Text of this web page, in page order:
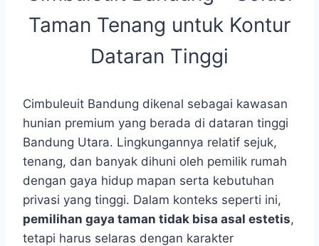
Taman Tenang untuk Kontur
Dataran Tinggi
Cimbuleuit Bandung dikenal sebagai kawasan
hunian premium yang berada di dataran tinggi
Bandung Utara. Lingkungannya relatif sejuk,
tenang, dan banyak dihuni oleh pemilik rumah
dengan gaya hidup mapan serta kebutuhan
privasi yang tinggi. Dalam konteks seperti ini,
pemilihan gaya taman tidak bisa asal estetis,
tetapi harus selaras dengan karakter